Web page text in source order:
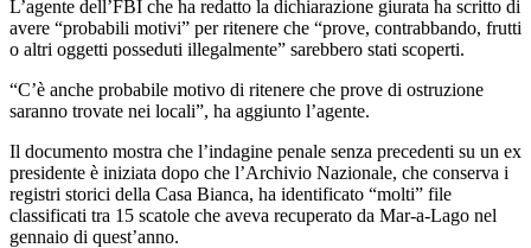
L’agente dell’FBI che ha redatto la dichiarazione giurata ha scritto di
avere “probabili motivi” per ritenere che “prove, contrabbando, frutti
o altri oggetti posseduti illegalmente” sarebbero stati scoperti.
“C’è anche probabile motivo di ritenere che prove di ostruzione
saranno trovate nei locali”, ha aggiunto l’agente.
Il documento mostra che l’indagine penale senza precedenti su un ex
presidente è iniziata dopo che l’Archivio Nazionale, che conserva i
registri storici della Casa Bianca, ha identificato “molti” file
classificati tra 15 scatole che aveva recuperato da Mar-a-Lago nel
gennaio di quest’anno.